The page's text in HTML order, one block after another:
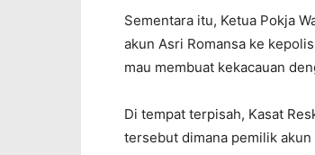
Sementara itu, Ketua Pokja
akun Asri Romansa ke
mau membuat kekacauan
Di tempat terpisah, Kasat
tersebut dimana pemilik